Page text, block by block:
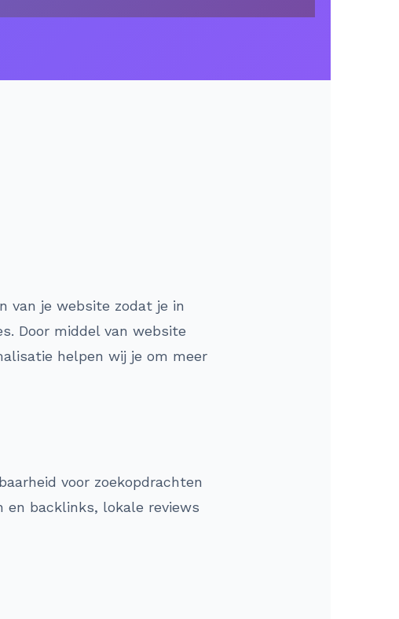
van je website zodat je in
Door middel van website
helpen wij je om meer
voor zoekopdrachten
en backlinks, lokale reviews